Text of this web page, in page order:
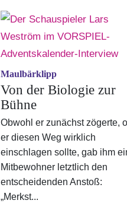
Maulbärklipp
Von der Biologie zur
Bühne
Obwohl er zunächst zögerte,
er diesen Weg wirklich
einschlagen sollte, gab ihm
Mitbewohner letztlich den
entscheidenden Anstoß:
„Merkst...